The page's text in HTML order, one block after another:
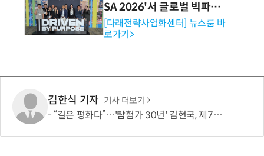
SA 2026'서 글로벌 빅파마
와의 비즈니스 미팅 지원…K
-바이오 해외 진출 교두보 확
보
[다래전략사업화센터] 뉴스룸 바
로가기>
김한식 기자 기사 더보기
“길은 평화다”…'탐험가 30년' 김현국, 제7차 유라시아 대륙횡단 나선다